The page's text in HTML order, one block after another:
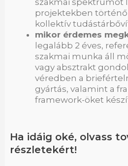
projektekben
kollektív
mikor érdemes
legalább 2 éves,
szakmai munka áll
vagy absztrakt
véredben a
gyártás, valamint a
framework-öket
Ha idáig oké, olvass
részletekért!